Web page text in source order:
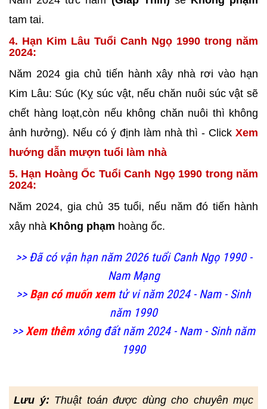
tam tai.
4. Hạn Kim Lâu Tuổi Canh Ngọ 1990 trong năm
2024:
Năm 2024 gia chủ tiến hành xây nhà rơi vào hạn
Kim Lâu: Súc (Kỵ súc vật, nếu chăn nuôi súc vật sẽ
chết hàng loạt,còn nếu không chăn nuôi thì không
ảnh hưởng). Nếu có ý định làm nhà thì - Click Xem
hướng dẫn mượn tuổi làm nhà
5. Hạn Hoàng Ốc Tuổi Canh Ngọ 1990 trong năm
2024:
Năm 2024, gia chủ 35 tuổi, nếu năm đó tiến hành
xây nhà Không phạm hoàng ốc.
>> Đã có vận hạn năm 2026 tuổi Canh Ngọ 1990 -
Nam Mạng
>> Bạn có muốn xemtử vi năm 2024 - Nam - Sinh
năm 1990
>>Xem thêmxông đất năm 2024 - Nam - Sinh năm
1990
Lưu ý: Thuật toán được dùng cho chuyên mục